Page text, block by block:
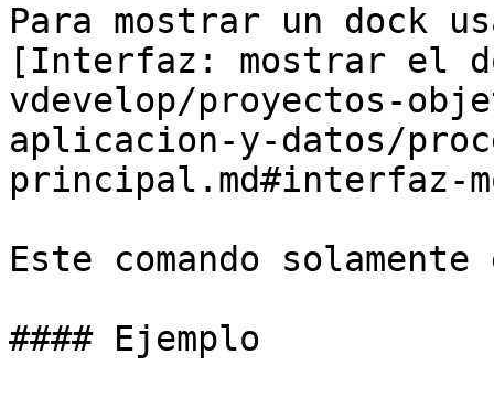
Para mostrar un dock
[Interfaz: mostrar el
vdevelop/proyectos-
aplicacion-y-datos/
principal.md#interfaz-
Este comando
#### Ejemplo